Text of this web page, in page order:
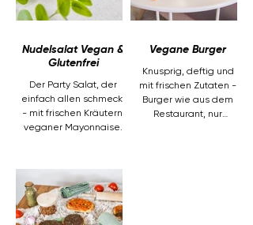
ein leckeres Gericht,
das dich rundum
Nudelsalat Vegan &
Glutenfrei
Der Party Salat, der
einfach allen schmeckt
- mit frischen Kräutern,
veganer Mayonnaise,
glutenfreier Pasta
Vegane Burger
Knusprig, deftig und
mit frischen Zutaten -
Burger wie aus dem
Restaurant, nur